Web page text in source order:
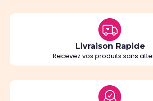
Livraison Rapide
Recevez vos produits sans